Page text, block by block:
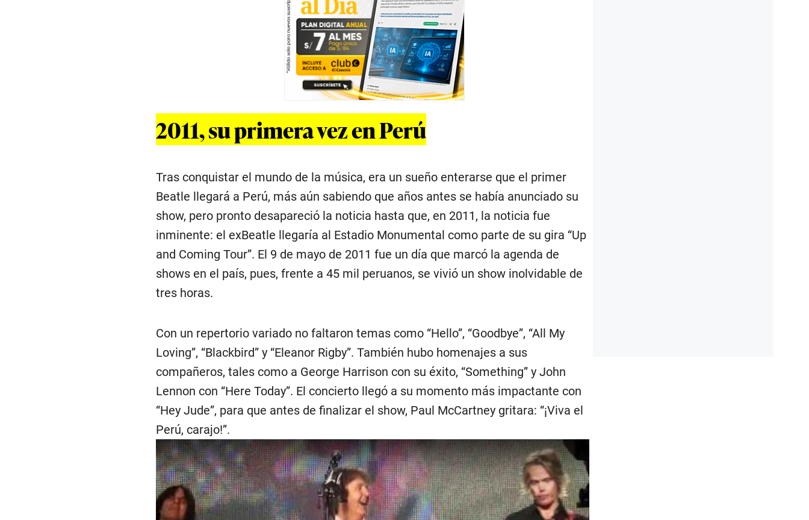
2011, su primera vez en Perú
Tras conquistar el mundo de la música, era un sueño enterarse que el primer
Beatle llegará a Perú, más aún sabiendo que años antes se había anunciado su
show, pero pronto desapareció la noticia hasta que, en 2011, la noticia fue
inminente: el exBeatle llegaría al Estadio Monumental como parte de su gira “Up
and Coming Tour”. El 9 de mayo de 2011 fue un día que marcó la agenda de
shows en el país, pues, frente a 45 mil peruanos, se vivió un show inolvidable de
tres horas.
Con un repertorio variado no faltaron temas como “Hello”, “Goodbye”, “All My
Loving”, “Blackbird” y “Eleanor Rigby”. También hubo homenajes a sus
compañeros, tales como a George Harrison con su éxito, “Something” y John
Lennon con “Here Today”. El concierto llegó a su momento más impactante con
“Hey Jude”, para que antes de finalizar el show, Paul McCartney gritara: “¡Viva el
Perú, carajo!”.